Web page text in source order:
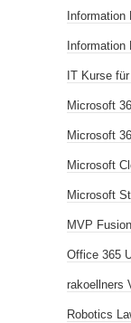
IT Kurse
Microsoft
Microsoft
Microsoft
Microsoft
MVP
Office 365
rakoellners
Robotics